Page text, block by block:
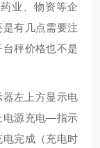
业、物资等企
有几点需要注
秤价格也不是
左上方显示电
电源充电—指示
完成（充电时